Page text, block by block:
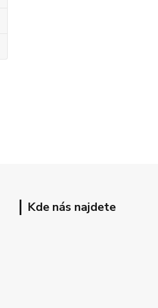
Kde nás najdete